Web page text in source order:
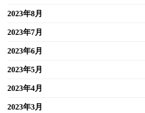
2023年8月
2023年7月
2023年6月
2023年5月
2023年4月
2023年3月